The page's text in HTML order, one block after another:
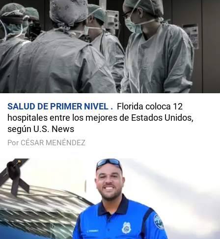
SALUD DE PRIMER NIVEL
Florida coloca 12
hospitales entre los mejores de Estados Unidos,
según U.S. News
Por CÉSAR MENÉNDEZ